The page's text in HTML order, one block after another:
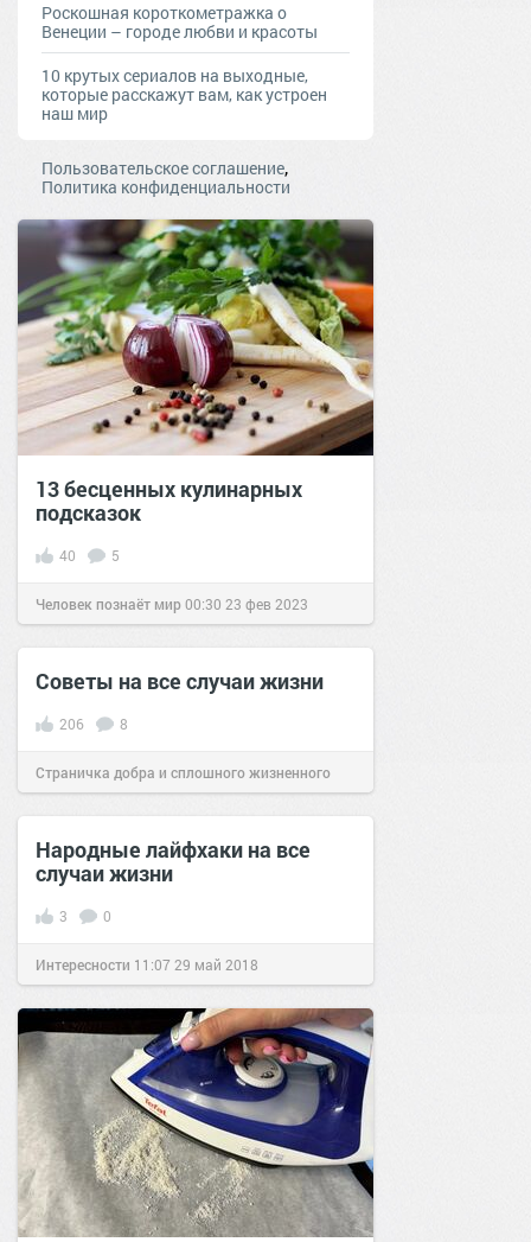
Роскошная короткометражка о
Венеции – городе любви и красоты
10 крутых сериалов на выходные,
которые расскажут вам, как устроен
наш мир
Пользовательское соглашение,
Политика конфиденциальности
13 бесценных кулинарных
подсказок
40 5
Человек познаёт мир00:30 23 фев 2023
Советы на все случаи жизни
206 8
Страничка добра и сплошного жизненного
позитива! 07:43 17 ноя 2019
Народные лайфхаки на все
случаи жизни
3 0
Интересности 11:07 29 май 2018